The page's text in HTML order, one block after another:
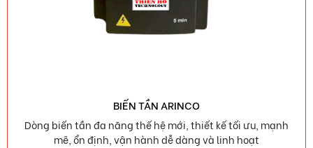
BIẾN TẦN ARINCO
Dòng biến tần đa năng thế hệ mới, thiết kế tối ưu, mạnh
mẽ, ổn định, vận hành dễ dàng và linh hoạt